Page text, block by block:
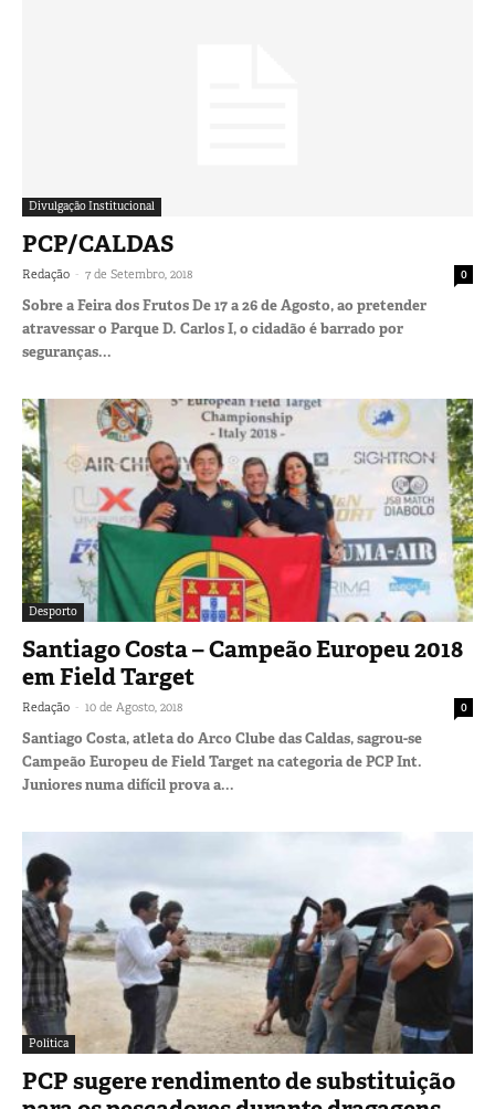
Divulgação Institucional
PCP/CALDAS
Redação - 7 de Setembro, 2018 0
Sobre a Feira dos Frutos De 17 a 26 de Agosto, ao pretender
atravessar o Parque D. Carlos I, o cidadão é barrado por
seguranças...
Desporto
Santiago Costa – Campeão Europeu 2018
em Field Target
Redação - 10 de Agosto, 2018 0
Santiago Costa, atleta do Arco Clube das Caldas, sagrou-se
Campeão Europeu de Field Target na categoria de PCP Int.
Juniores numa difícil prova a...
Política
PCP sugere rendimento de substituição